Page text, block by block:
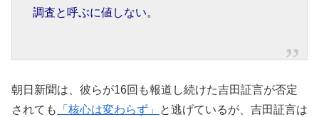
調査と呼ぶに値しない。
朝日新聞は、彼らが16回も報道し続けた吉田証言が否定
されても
「核心は変わらず」
と逃げているが、吉田証言は